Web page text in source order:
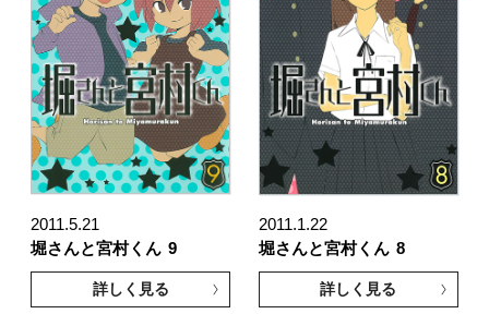
2011.5.21
堀さんと宮村くん 9
詳しく見る
2011.1.22
堀さんと宮村くん 8
詳しく見る